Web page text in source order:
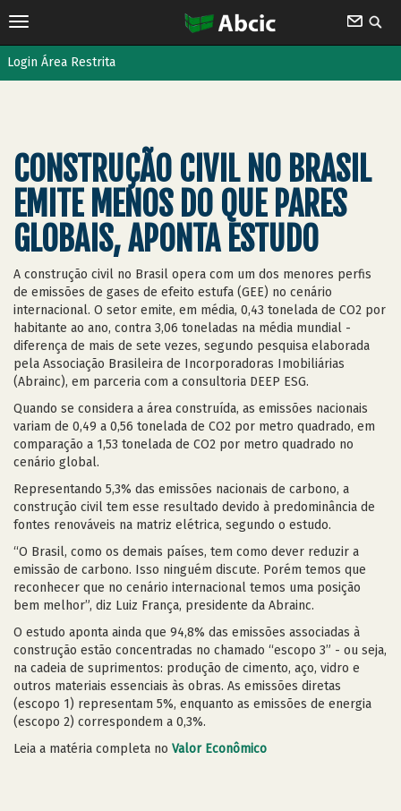
Login Área Restrita
CONSTRUÇÃO CIVIL NO BRASIL
EMITE MENOS DO QUE PARES
GLOBAIS, APONTA ESTUDO
A construção civil no Brasil opera com um dos menores perfis
de emissões de gases de efeito estufa (GEE) no cenário
internacional. O setor emite, em média, 0,43 tonelada de CO2 por
habitante ao ano, contra 3,06 toneladas na média mundial -
diferença de mais de sete vezes, segundo pesquisa elaborada
pela Associação Brasileira de Incorporadoras Imobiliárias
(Abrainc), em parceria com a consultoria DEEP ESG.
Quando se considera a área construída, as emissões nacionais
variam de 0,49 a 0,56 tonelada de CO2 por metro quadrado, em
comparação a 1,53 tonelada de CO2 por metro quadrado no
cenário global.
Representando 5,3% das emissões nacionais de carbono, a
construção civil tem esse resultado devido à predominância de
fontes renováveis na matriz elétrica, segundo o estudo.
“O Brasil, como os demais países, tem como dever reduzir a
emissão de carbono. Isso ninguém discute. Porém temos que
reconhecer que no cenário internacional temos uma posição
bem melhor”, diz Luiz França, presidente da Abrainc.
O estudo aponta ainda que 94,8% das emissões associadas à
construção estão concentradas no chamado “escopo 3” - ou seja,
na cadeia de suprimentos: produção de cimento, aço, vidro e
outros materiais essenciais às obras. As emissões diretas
(escopo 1) representam 5%, enquanto as emissões de energia
(escopo 2) correspondem a 0,3%.
Leia a matéria completa no Valor Econômico